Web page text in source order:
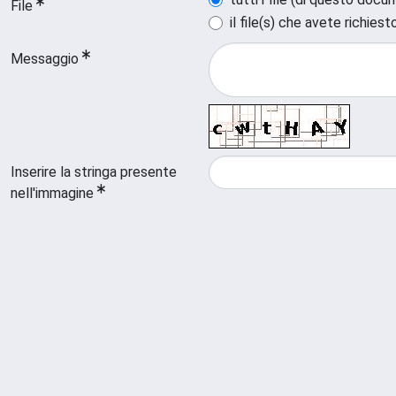
File
il file(s) che avete
Messaggio
Inserire la stringa presente
nell'immagine